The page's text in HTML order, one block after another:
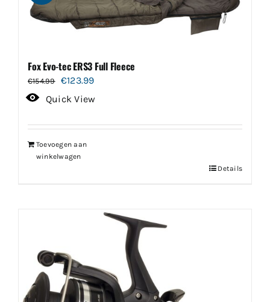
Fox Evo-tec ERS3 Full Fleece
€154.99
Oorspronkelijke
prijs
€154.99.
€123.99Huidige
prijs
€123.99.
Quick View
Toevoegen aan
winkelwagen
Details